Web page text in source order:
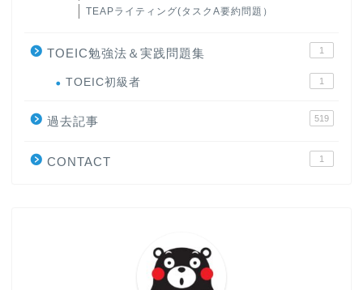
TEAPライティング(タスクA要約問題）
TOEIC勉強法＆実践問題集 1
TOEIC初級者 1
過去記事 519
CONTACT 1
大学入試英語対策講座